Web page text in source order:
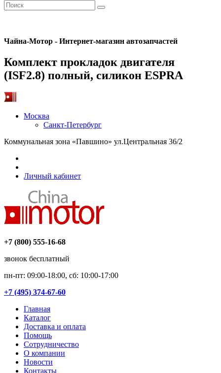
Чайна-Мотор - Интернет-магазин автозапчастей
Комплект прокладок двигателя
(ISF2.8) полный, силикон ESPRA
Москва
Санкт-Петербург
Коммунальная зона «Павшино» ул.Центральная 36/2
Личный кабинет
+7 (800) 555-16-68
звонок бесплатный
пн-пт: 09:00-18:00, сб: 10:00-17:00
+7 (495) 374-67-60
Главная
Каталог
Доставка и оплата
Помощь
Сотрудничество
О компании
Новости
Контакты